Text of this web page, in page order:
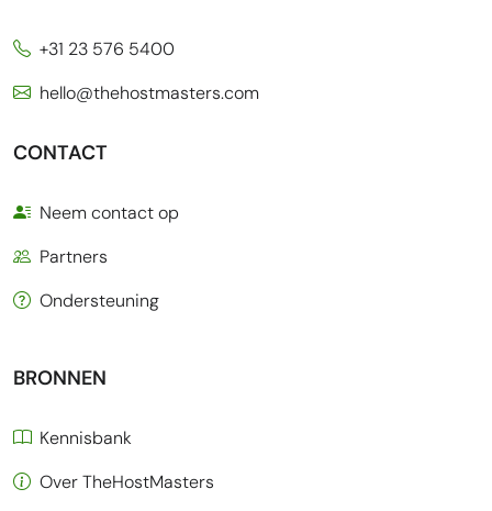
+31 23 576 5400
hello@thehostmasters.com
CONTACT
Neem contact op
Partners
Ondersteuning
BRONNEN
Kennisbank
Over TheHostMasters